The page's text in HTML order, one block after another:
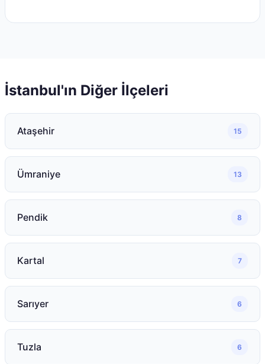
İstanbul'ın Diğer İlçeleri
Ataşehir 15
Ümraniye 13
Pendik 8
Kartal 7
Sarıyer 6
Tuzla 6